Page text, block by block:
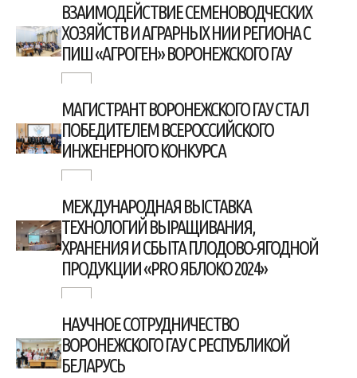
ВЗАИМОДЕЙСТВИЕ СЕМЕНОВОДЧЕСКИХ
ХОЗЯЙСТВ И АГРАРНЫХ НИИ РЕГИОНА С
ПИШ «АГРОГЕН» ВОРОНЕЖСКОГО ГАУ
МАГИСТРАНТ ВОРОНЕЖСКОГО ГАУ СТАЛ
ПОБЕДИТЕЛЕМ ВСЕРОССИЙСКОГО
ИНЖЕНЕРНОГО КОНКУРСА
МЕЖДУНАРОДНАЯ ВЫСТАВКА
ТЕХНОЛОГИЙ ВЫРАЩИВАНИЯ,
ХРАНЕНИЯ И СБЫТА ПЛОДОВО-ЯГОДНОЙ
ПРОДУКЦИИ «PRO ЯБЛОКО 2024»
НАУЧНОЕ СОТРУДНИЧЕСТВО
ВОРОНЕЖСКОГО ГАУ С РЕСПУБЛИКОЙ
БЕЛАРУСЬ